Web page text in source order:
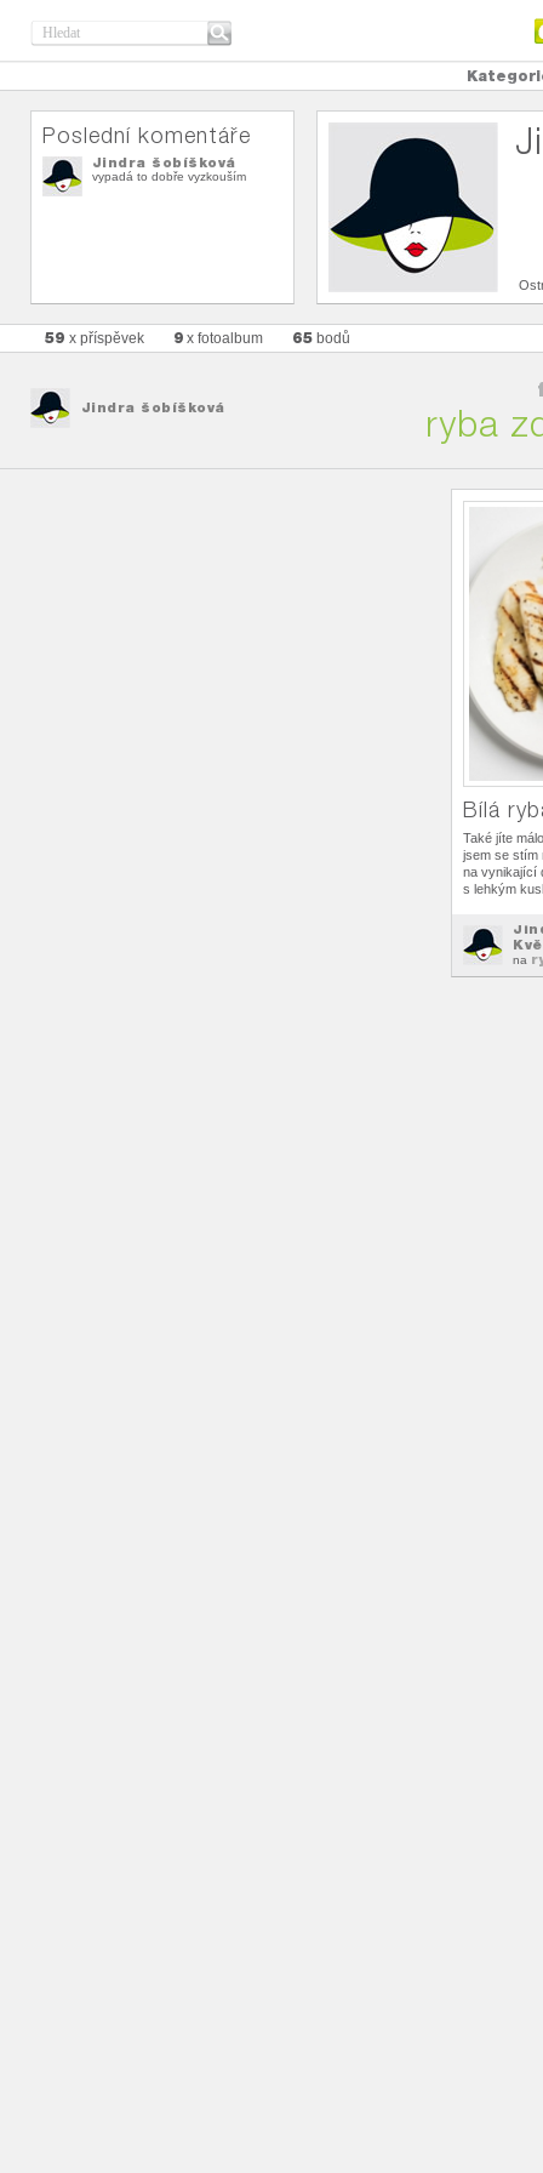
Poslední komentáře
Jindra šobíšková
vypadá to dobře vyzkouším
59 x příspěvek 9 x fotoalbum 65 bodů
Jindra šobíšková ryba
Bílá
Také jíte
jsem se stím
na vynikající
s lehkým
na